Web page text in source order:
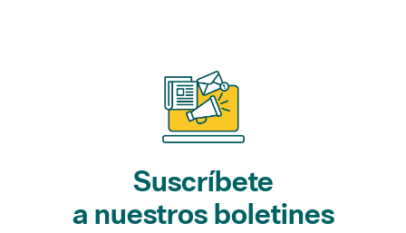
Suscríbete
a nuestros boletines